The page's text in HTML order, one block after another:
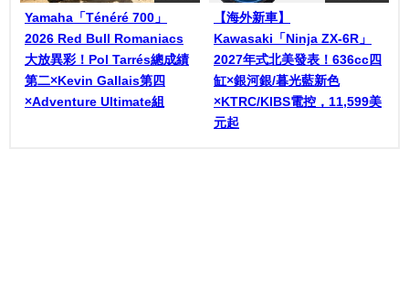
Yamaha「Ténéré 700」
2026 Red Bull Romaniacs
大放異彩！Pol Tarrés總成績
第二×Kevin Gallais第四
×Adventure Ultimate組
【海外新車】
Kawasaki「Ninja ZX-6R」
2027年式北美發表！636cc四
缸×銀河銀/暮光藍新色
×KTRC/KIBS電控，11,599美
元起